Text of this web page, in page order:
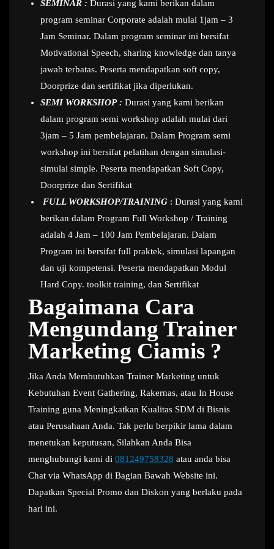
SEMINAR : Durasi yang kami berikan dalam
program seminar Corporate adalah mulai 1jam – 3
Jam Seminar. Dalam program seminar ini bersifat
Motivational Speech, sharing knowledge dan tanya
jawab terbatas. Peserta mendapatkan soft copy,
Doorprize dan sertifikat jika diperlukan.
SEMI WORKSHOP : Durasi yang kami berikan
dalam program semi workshop adalah mulai dari
3jam – 5 Jam pembelajaran. Dalam Program semi
workshop ini bersifat pelatihan dengan simulasi-
simulai simple. Peserta mendapatkan Soft Copy,
Doorprize dan Sertifikat
FULL WORKSHOP/TRAINING : Durasi yang kami
berikan dalam Program Full Workshop / Training
adalah 4 Jam – 100 Jam Pembelajaran. Dalam
Program ini bersifat full praktek, simulasi lapangan
dan uji kompetensi. Peserta mendapatkan Modul
Hard Copy. toolkit training, dan Sertifikat
Bagaimana Cara
Mengundang Trainer
Marketing Ciamis ?
Jika Anda Membutuhkan Trainer Marketing untuk
Kebutuhan Event Gathering, Rakernas, atau In House
Training guna Meningkatkan Kualitas SDM di Bisnis
atau Perusahaan Anda. Tak perlu berpikir lama dalam
menetukan keputusan, Silahkan Anda Bisa
menghubungi kami di 081249758328 atau anda bisa
Chat via WhatsApp di Bagian Bawah Website ini.
Dapatkan Special Promo dan Diskon yang berlaku pada
hari ini.